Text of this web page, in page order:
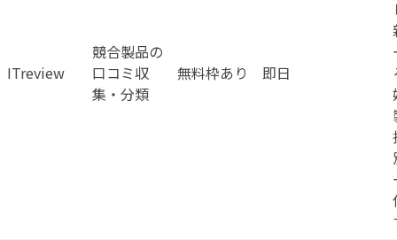
ITreview
競合製品の
口コミ収
集・分類
無料枠あり 即日